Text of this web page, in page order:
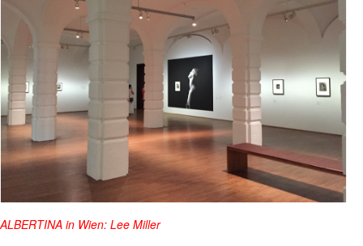
ALBERTINA in Wien: Lee Miller